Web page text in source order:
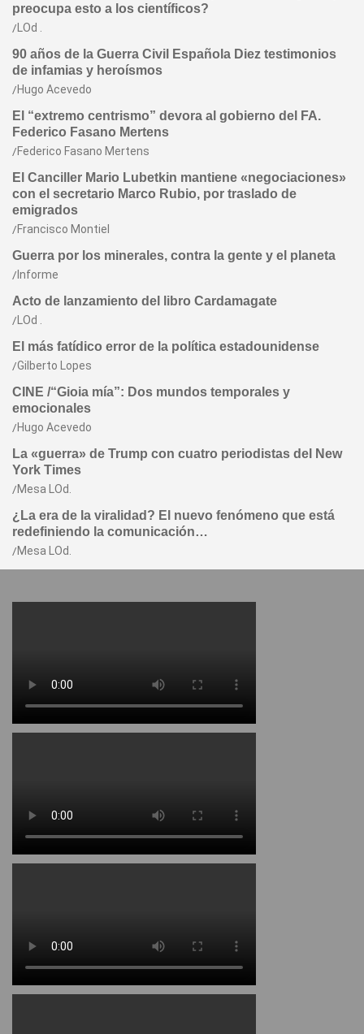
preocupa esto a los científicos?
LOd .
90 años de la Guerra Civil Española Diez testimonios
de infamias y heroísmos
Hugo Acevedo
El “extremo centrismo” devora al gobierno del FA.
Federico Fasano Mertens
Federico Fasano Mertens
El Canciller Mario Lubetkin mantiene «negociaciones»
con el secretario Marco Rubio, por traslado de
emigrados
Francisco Montiel
Guerra por los minerales, contra la gente y el planeta
Informe
Acto de lanzamiento del libro Cardamagate
LOd .
El más fatídico error de la política estadounidense
Gilberto Lopes
CINE /“Gioia mía”: Dos mundos temporales y
emocionales
Hugo Acevedo
La «guerra» de Trump con cuatro periodistas del New
York Times
Mesa LOd.
¿La era de la viralidad? El nuevo fenómeno que está
redefiniendo la comunicación…
Mesa LOd.